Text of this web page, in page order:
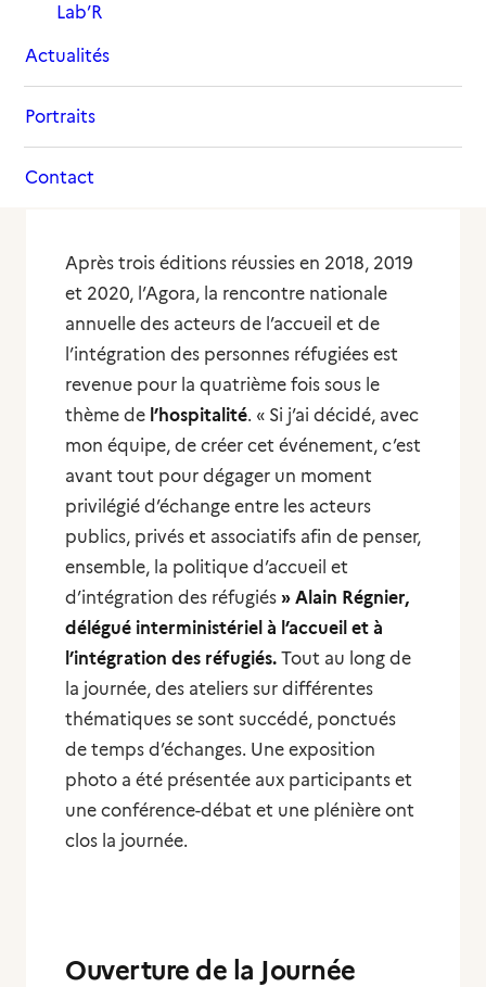
Lab’R
Actualités
Portraits
Contact
Après trois éditions réussies en 2018, 2019
et 2020, l’Agora, la rencontre nationale
annuelle des acteurs de l’accueil et de
l’intégration des personnes réfugiées est
revenue pour la quatrième fois sous le
thème de l’hospitalité. « Si j’ai décidé, avec
mon équipe, de créer cet événement, c’est
avant tout pour dégager un moment
privilégié d’échange entre les acteurs
publics, privés et associatifs afin de penser,
ensemble, la politique d’accueil et
d’intégration des réfugiés » Alain Régnier,
délégué interministériel à l’accueil et à
l’intégration des réfugiés. Tout au long de
la journée, des ateliers sur différentes
thématiques se sont succédé, ponctués
de temps d’échanges. Une exposition
photo a été présentée aux participants et
une conférence-débat et une plénière ont
clos la journée.
Ouverture de la Journée